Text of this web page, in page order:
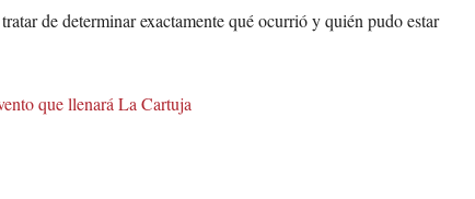
de determinar exactamente qué ocurrió y quién pudo estar
que llenará La Cartuja